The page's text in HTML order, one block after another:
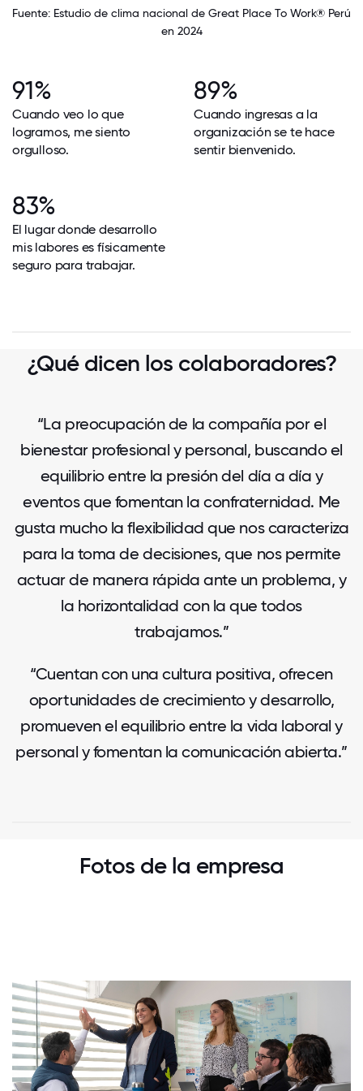
Fuente: Estudio de clima nacional de Great Place To Work® Perú
en 2024
91%
Cuando veo lo que
logramos, me siento
orgulloso.
89%
Cuando ingresas a la
organización se te hace
sentir bienvenido.
83%
El lugar donde desarrollo
mis labores es físicamente
seguro para trabajar.
¿Qué dicen los colaboradores?
“La preocupación de la compañía por el
bienestar profesional y personal, buscando el
equilibrio entre la presión del día a día y
eventos que fomentan la confraternidad. Me
gusta mucho la flexibilidad que nos caracteriza
para la toma de decisiones, que nos permite
actuar de manera rápida ante un problema, y
la horizontalidad con la que todos
trabajamos.”
“Cuentan con una cultura positiva, ofrecen
oportunidades de crecimiento y desarrollo,
promueven el equilibrio entre la vida laboral y
personal y fomentan la comunicación abierta.”
Fotos de la empresa